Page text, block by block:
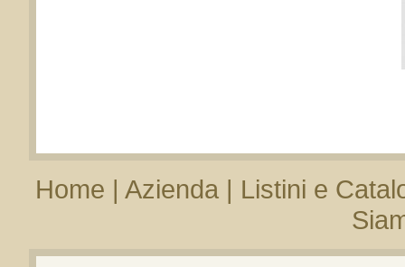
Home | Azienda | Listini e